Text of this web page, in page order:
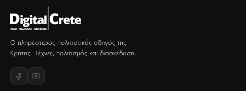
Ο πληρέστερος πολιτιστικός οδηγός της
Κρήτης. Τέχνες, πολιτισμός και διασκέδαση.